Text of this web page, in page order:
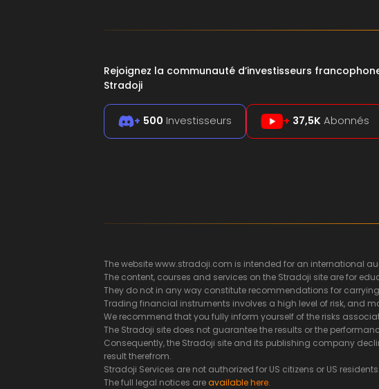
Rejoignez la communauté d’investisseurs
Stradoji
+ 500 Investisseurs + 37,5K Abonnés
The website www.stradoji.com is intended for an international
The content, courses and services on the Stradoji site are for
They do not in any way constitute recommendations for
Trading financial instruments involves a high level of risk, and
We recommend that you fully inform yourself of the risks
The Stradoji site does not guarantee the results or the
Consequently, the Stradoji site and its publishing company
result therefrom.
Stradoji Services are not authorized for US citizens or US residents.
The full legal notices areavailable here.